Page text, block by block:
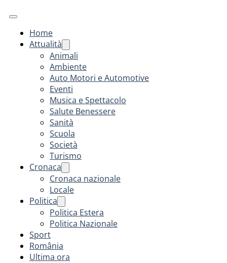
Home
Attualità
Animali
Ambiente
Auto Motori e Automotive
Eventi
Musica e Spettacolo
Salute Benessere
Sanità
Scuola
Società
Turismo
Cronaca
Cronaca nazionale
Locale
Politica
Politica Estera
Politica Nazionale
Sport
România
Ultima ora